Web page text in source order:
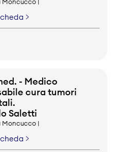
- Medico
cura tumori
Saletti
Moncucco |